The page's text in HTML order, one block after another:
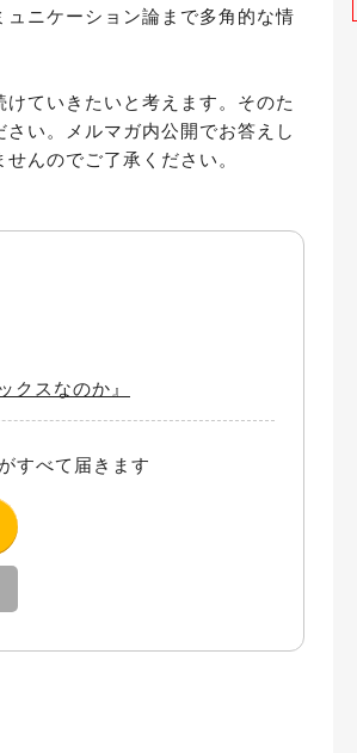
ニケーション論まで多角的な情
ていきたいと考えます。そのた
い。メルマガ内公開でお答えし
んのでご了承ください。
クスなのか』
すべて届きます